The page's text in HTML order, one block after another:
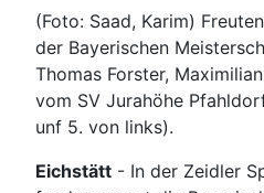
(Foto: Saad, Karim)
der Bayerischen
Thomas Forster,
vom SV Jurahöhe
unf 5. von links).
Eichstätt - In der Zeidler